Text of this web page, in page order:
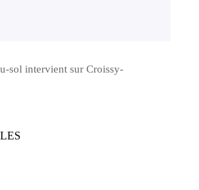
sol intervient sur Croissy-